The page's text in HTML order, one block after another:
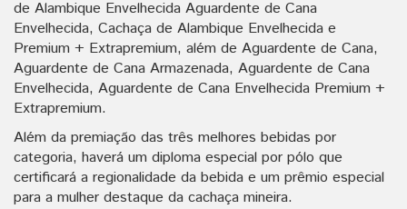
de Alambique Envelhecida Aguardente de Cana
Envelhecida, Cachaça de Alambique Envelhecida e
Premium + Extrapremium, além de Aguardente de Cana,
Aguardente de Cana Armazenada, Aguardente de Cana
Envelhecida, Aguardente de Cana Envelhecida Premium +
Extrapremium.
Além da premiação das três melhores bebidas por
categoria, haverá um diploma especial por pólo que
certificará a regionalidade da bebida e um prêmio especial
para a mulher destaque da cachaça mineira.